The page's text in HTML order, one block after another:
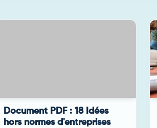
Document PDF : 18 Idées
hors normes d'entreprises